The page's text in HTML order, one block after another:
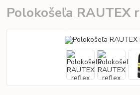
Polokošeľa RAUTEX